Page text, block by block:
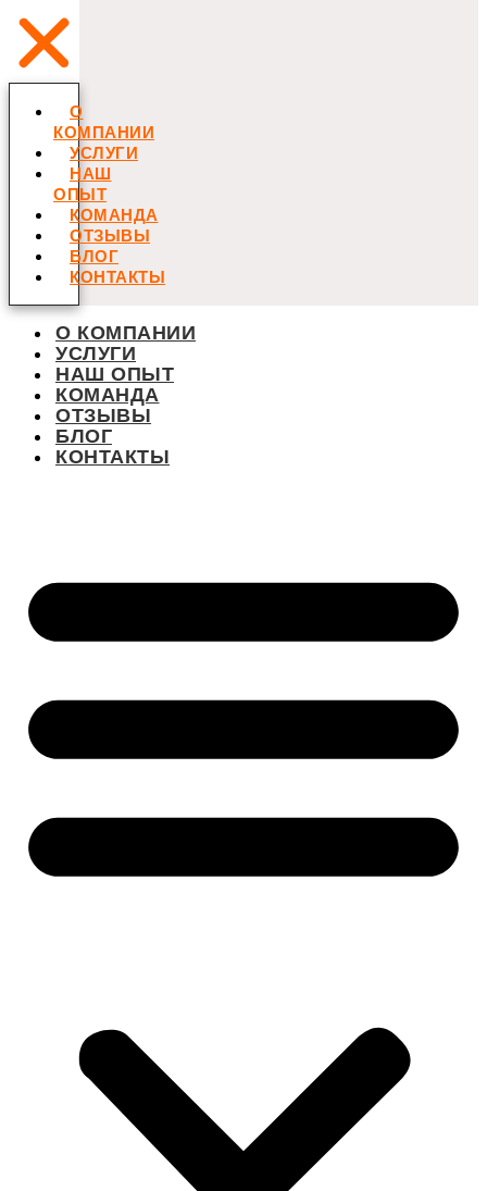
О
КОМПАНИИ
УСЛУГИ
НАШ
ОПЫТ
КОМАНДА
ОТЗЫВЫ
БЛОГ
КОНТАКТЫ
О КОМПАНИИ
УСЛУГИ
НАШ ОПЫТ
КОМАНДА
ОТЗЫВЫ
БЛОГ
КОНТАКТЫ